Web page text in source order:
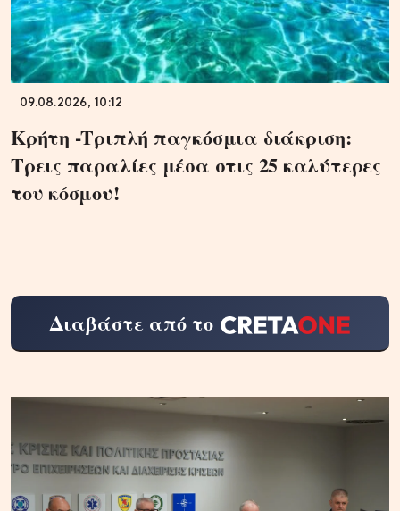
09.08.2026, 10:12
Κρήτη -Τριπλή παγκόσμια διάκριση:
Τρεις παραλίες μέσα στις 25 καλύτερες
του κόσμου!
Διαβάστε από το